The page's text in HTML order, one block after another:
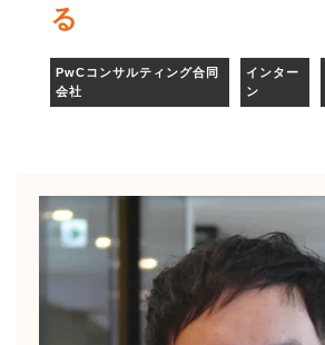
る
PwCコンサルティング合同
会社
インター
ン